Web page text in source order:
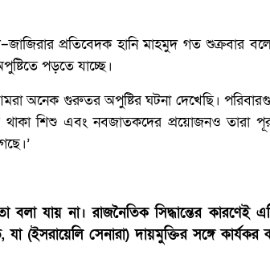
প্রতিবেদক হানি মাহমুদ গত শুক্রবার
পড়তে যাচ্ছে।
অনেক গুরুতর অপুষ্টির ঘটনা দেখেছি।
শিশু এবং নবজাতকদের প্রয়োজনও তারা
বলা যায় না। রাজনৈতিক সিদ্ধান্তের কারণেই
(ইসরায়েলি সেনারা) দায়মুক্তির সঙ্গে কার্যকর